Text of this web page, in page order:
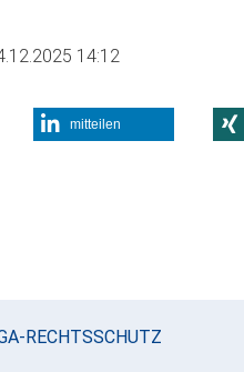
14:12
mitteilen
RECHTSSCHUTZ